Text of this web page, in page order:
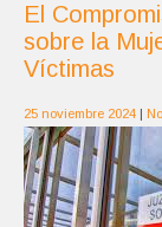
El
sobre la
Víctimas
25 noviembre 2024 |